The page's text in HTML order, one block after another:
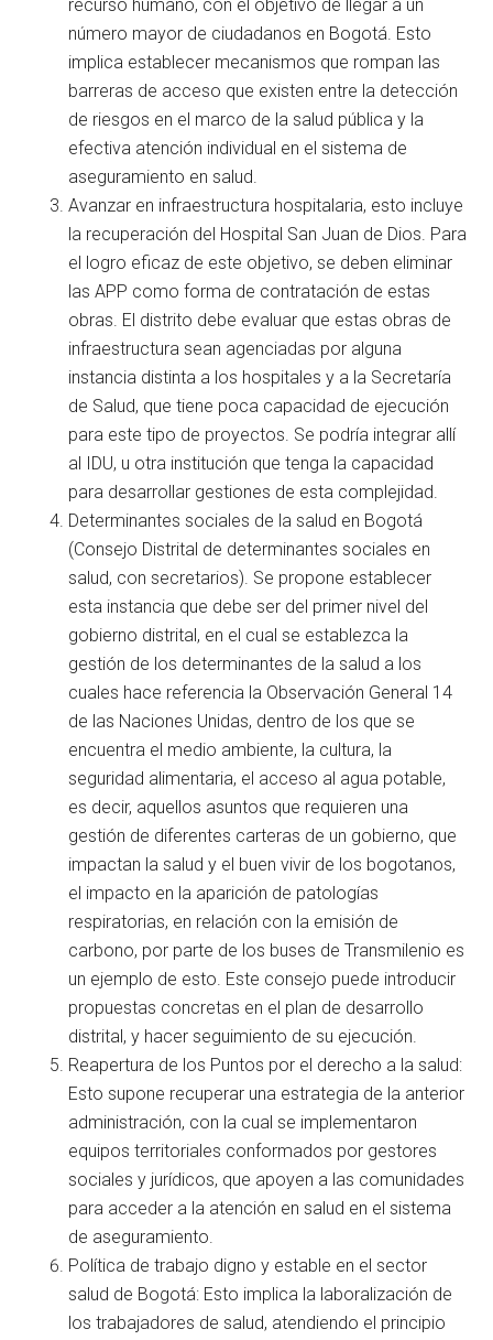
recurso humano, con el objetivo de llegar a un
número mayor de ciudadanos en Bogotá. Esto
implica establecer mecanismos que rompan las
barreras de acceso que existen entre la detección
de riesgos en el marco de la salud pública y la
efectiva atención individual en el sistema de
aseguramiento en salud.
Avanzar en infraestructura hospitalaria, esto incluye
la recuperación del Hospital San Juan de Dios. Para
el logro eficaz de este objetivo, se deben eliminar
las APP como forma de contratación de estas
obras. El distrito debe evaluar que estas obras de
infraestructura sean agenciadas por alguna
instancia distinta a los hospitales y a la Secretaría
de Salud, que tiene poca capacidad de ejecución
para este tipo de proyectos. Se podría integrar allí
al IDU, u otra institución que tenga la capacidad
para desarrollar gestiones de esta complejidad.
Determinantes sociales de la salud en Bogotá
(Consejo Distrital de determinantes sociales en
salud, con secretarios). Se propone establecer
esta instancia que debe ser del primer nivel del
gobierno distrital, en el cual se establezca la
gestión de los determinantes de la salud a los
cuales hace referencia la Observación General 14
de las Naciones Unidas, dentro de los que se
encuentra el medio ambiente, la cultura, la
seguridad alimentaria, el acceso al agua potable,
es decir, aquellos asuntos que requieren una
gestión de diferentes carteras de un gobierno, que
impactan la salud y el buen vivir de los bogotanos,
el impacto en la aparición de patologías
respiratorias, en relación con la emisión de
carbono, por parte de los buses de Transmilenio es
un ejemplo de esto. Este consejo puede introducir
propuestas concretas en el plan de desarrollo
distrital, y hacer seguimiento de su ejecución.
Reapertura de los Puntos por el derecho a la salud:
Esto supone recuperar una estrategia de la anterior
administración, con la cual se implementaron
equipos territoriales conformados por gestores
sociales y jurídicos, que apoyen a las comunidades
para acceder a la atención en salud en el sistema
de aseguramiento.
Política de trabajo digno y estable en el sector
salud de Bogotá: Esto implica la laboralización de
los trabajadores de salud, atendiendo el principio